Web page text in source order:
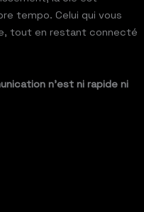
tempo. Celui qui vous
tout en restant connecté
n’est ni rapide ni